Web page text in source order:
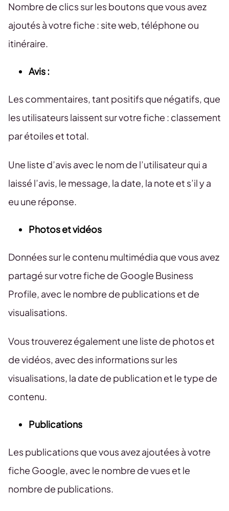
Nombre de clics sur les boutons que vous avez
ajoutés à votre fiche : site web, téléphone ou
itinéraire.
Avis :
Les commentaires, tant positifs que négatifs, que
les utilisateurs laissent sur votre fiche : classement
par étoiles et total.
Une liste d’avis avec le nom de l’utilisateur qui a
laissé l’avis, le message, la date, la note et s’il y a
eu une réponse.
Photos et vidéos
Données sur le contenu multimédia que vous avez
partagé sur votre fiche de Google Business
Profile, avec le nombre de publications et de
visualisations.
Vous trouverez également une liste de photos et
de vidéos, avec des informations sur les
visualisations, la date de publication et le type de
contenu.
Publications
Les publications que vous avez ajoutées à votre
fiche Google, avec le nombre de vues et le
nombre de publications.